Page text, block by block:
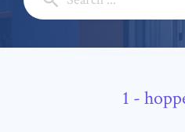
-
Subject: *
Comment: *